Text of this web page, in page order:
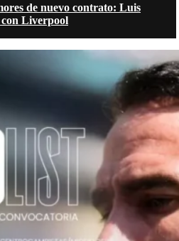
de nuevo contrato: Luis
Liverpool